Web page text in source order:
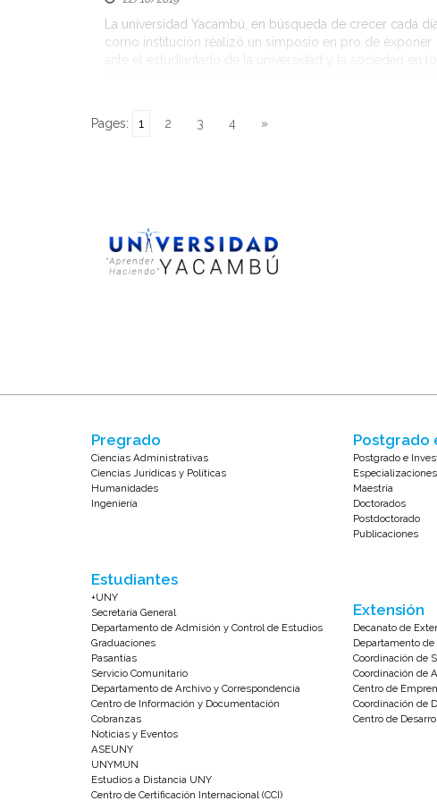
La universidad Yacambú, en búsqueda de crecer cada día
como institución realizó un simposio en pro de exponer
Pages: 1 2 3 4 »
Pregrado
Ciencias Administrativas
Ciencias Jurídicas y Políticas
Humanidades
Ingeniería
Estudiantes
+UNY
Secretaría General
Departamento de Admisión y Control de Estudios
Graduaciones
Pasantías
Servicio Comunitario
Departamento de Archivo y Correspondencia
Centro de Información y Documentación
Cobranzas
Noticias y Eventos
ASEUNY
UNYMUN
Estudios a Distancia UNY
Centro de Certificación Internacional (CCI)
Postgrado
Postgrado e
Especializaciones
Maestría
Doctorados
Postdoctorado
Publicaciones
Extensión
Decanato de
Departamento
Coordinación de
Coordinación de
Centro de
Coordinación de
Centro de